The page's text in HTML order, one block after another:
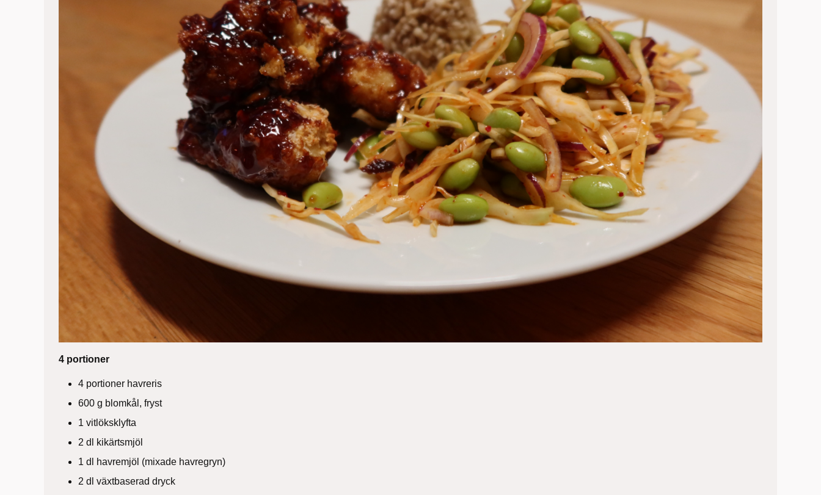
4 portioner
4 portioner havreris
600 g blomkål, fryst
1 vitlöksklyfta
2 dl kikärtsmjöl
1 dl havremjöl (mixade havregryn)
2 dl växtbaserad dryck